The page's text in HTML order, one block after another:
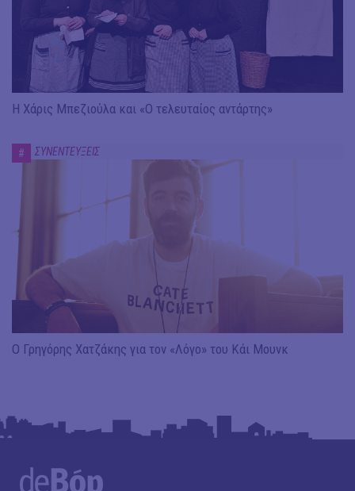
Η Χάρις Μπεζιούλα και «Ο τελευταίος αντάρτης»
# ΣΥΝΕΝΤΕΥΞΕΙΣ
Ο Γρηγόρης Χατζάκης για τον «Λόγο» του Κάι Μουνκ